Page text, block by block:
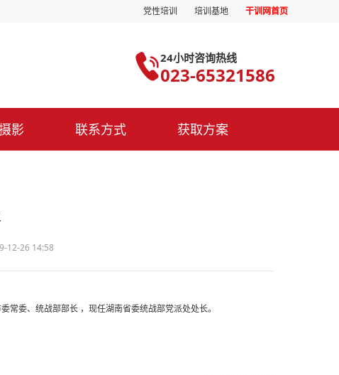
党性培训 培训基地 干训网首页
24小时咨询热线
023-65321586
影 联系方式 获取方案
12-26 14:58
常委、统战部部长 ，现任湖南省委统战部党派处处长。